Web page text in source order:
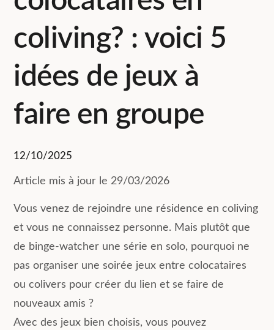
coliving? : voici 5
idées de jeux à
faire en groupe
12/10/2025
Article mis à jour le 29/03/2026
Vous venez de rejoindre une résidence en coliving
et vous ne connaissez personne. Mais plutôt que
de binge-watcher une série en solo, pourquoi ne
pas organiser une soirée jeux entre colocataires
ou colivers pour créer du lien et se faire de
nouveaux amis ?
Avec des jeux bien choisis, vous pouvez